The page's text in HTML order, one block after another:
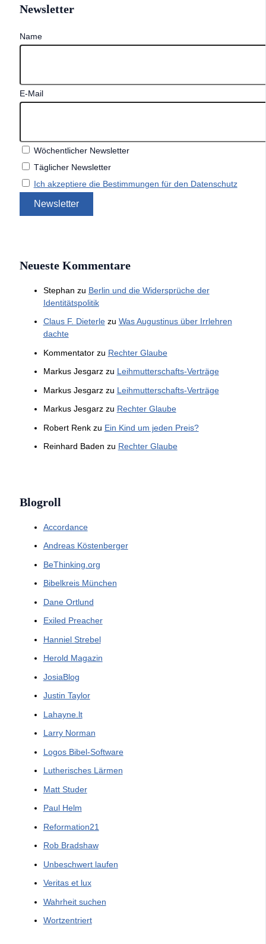
Newsletter
Name
E-Mail
Wöchentlicher Newsletter
Täglicher Newsletter
Ich akzeptiere die Bestimmungen für den Datenschutz
Neueste Kommentare
Stephan zu Berlin und die Widersprüche der
Identitätspolitik
Claus F. Dieterlezu Was Augustinus über Irrlehren
dachte
Kommentatorzu Rechter Glaube
Markus Jesgarzzu Leihmutterschafts-Verträge
Markus Jesgarzzu Leihmutterschafts-Verträge
Markus Jesgarzzu Rechter Glaube
Robert Renkzu Ein Kind um jeden Preis?
Reinhard Baden zu Rechter Glaube
Blogroll
Accordance
Andreas Köstenberger
BeThinking.org
Bibelkreis München
Dane Ortlund
Exiled Preacher
Hanniel Strebel
Herold Magazin
JosiaBlog
Justin Taylor
Lahayne.lt
Larry Norman
Logos Bibel-Software
Lutherisches Lärmen
Matt Studer
Paul Helm
Reformation21
Rob Bradshaw
Unbeschwert laufen
Veritas et lux
Wahrheit suchen
Wortzentriert